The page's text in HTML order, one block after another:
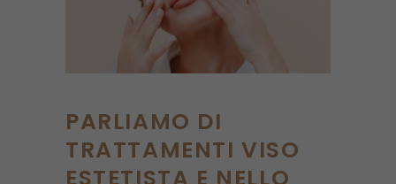
PARLIAMO DI
TRATTAMENTI VISO